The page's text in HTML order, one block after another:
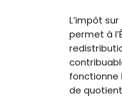
L’impôt
permet à
fonctionne
de